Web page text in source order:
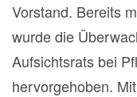
Vorstand. Bereits
wurde die
Aufsichtsrats bei
hervorgehoben.